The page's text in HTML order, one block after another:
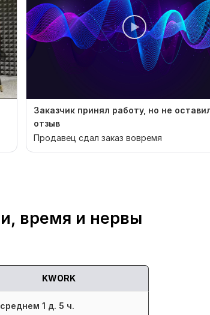
Заказчик принял работу, но не
отзыв
Продавец сдал заказ вовремя
время и нервы
KWORK
1 д. 5 ч.